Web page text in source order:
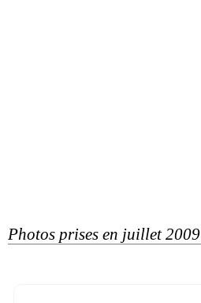
Photos prises en juillet 2009